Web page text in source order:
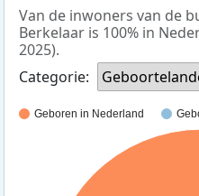
Van de inwoners van de
Berkelaar is 100% in
2025).
Categorie:
Geboren in Nederland